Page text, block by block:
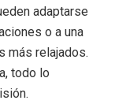
adaptarse
o a una
más relajados.
todo lo